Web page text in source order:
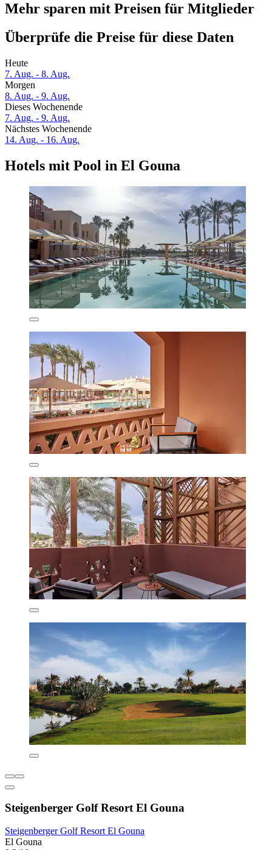
Mehr sparen mit Preisen für Mitglieder
Überprüfe die Preise für diese Daten
Heute
7. Aug. - 8. Aug.
Morgen
8. Aug. - 9. Aug.
Dieses Wochenende
7. Aug. - 9. Aug.
Nächstes Wochenende
14. Aug. - 16. Aug.
Hotels mit Pool in El Gouna
Steigenberger Golf Resort El Gouna
Steigenberger Golf Resort El Gouna
El Gouna